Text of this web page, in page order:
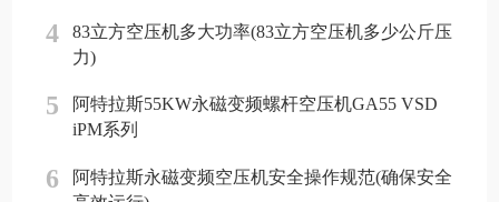
4
83立方空压机多大功率(83立方空压机多少公斤压
力)
5
阿特拉斯55KW永磁变频螺杆空压机GA55 VSD
iPM系列
6
阿特拉斯永磁变频空压机安全操作规范(确保安全